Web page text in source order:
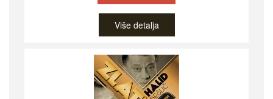
Više detalja